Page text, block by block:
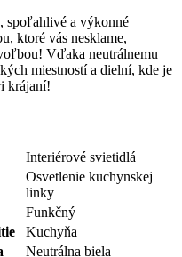
spoľahlivé a výkonné
ktoré vás nesklame,
Vďaka neutrálnemu
miestností a dielní, kde je
krájaní!
Interiérové svietidlá
Osvetlenie kuchynskej
linky
Funkčný
Kuchyňa
Neutrálna biela